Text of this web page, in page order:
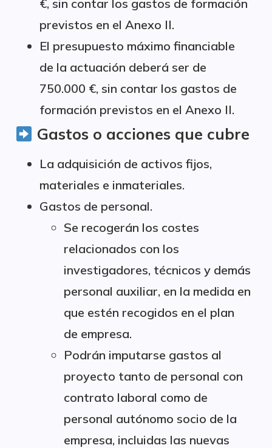
€, sin contar los gastos de formación
previstos en el Anexo II.
El presupuesto máximo financiable
de la actuación deberá ser de
750.000 €, sin contar los gastos de
formación previstos en el Anexo II.
Gastos o acciones que cubre
La adquisición de activos fijos,
materiales e inmateriales.
Gastos de personal.
Se recogerán los costes
relacionados con los
investigadores, técnicos y demás
personal auxiliar, en la medida en
que estén recogidos en el plan
de empresa.
Podrán imputarse gastos al
proyecto tanto de personal con
contrato laboral como de
personal autónomo socio de la
empresa, incluidas las nuevas